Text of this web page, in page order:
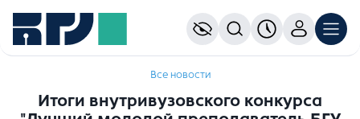
Все новости
Итоги внутривузовского конкурса